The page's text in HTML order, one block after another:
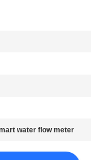
water flow meter